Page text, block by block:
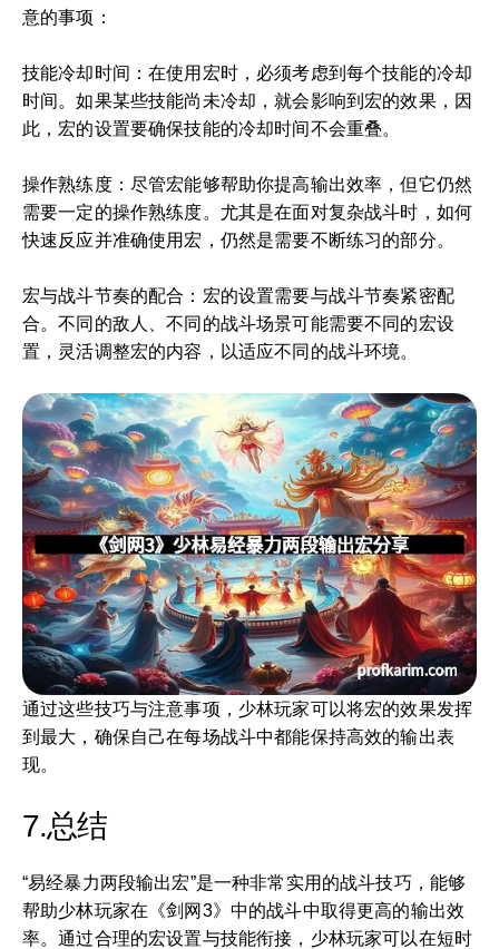
意的事项：
技能冷却时间：在使用宏时，必须考虑到每个技能的冷却
时间。如果某些技能尚未冷却，就会影响到宏的效果，因
此，宏的设置要确保技能的冷却时间不会重叠。
操作熟练度：尽管宏能够帮助你提高输出效率，但它仍然
需要一定的操作熟练度。尤其是在面对复杂战斗时，如何
快速反应并准确使用宏，仍然是需要不断练习的部分。
宏与战斗节奏的配合：宏的设置需要与战斗节奏紧密配
合。不同的敌人、不同的战斗场景可能需要不同的宏设
置，灵活调整宏的内容，以适应不同的战斗环境。
通过这些技巧与注意事项，少林玩家可以将宏的效果发挥
到最大，确保自己在每场战斗中都能保持高效的输出表
现。
7.总结
“易经暴力两段输出宏”是一种非常实用的战斗技巧，能够
帮助少林玩家在《剑网3》中的战斗中取得更高的输出效
率。通过合理的宏设置与技能衔接，少林玩家可以在短时